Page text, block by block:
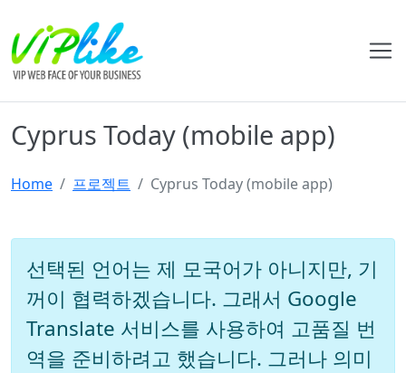
Cyprus Today (mobile app)
Home 프로젝트 Cyprus Today (mobile app)
선택된 언어는 제 모국어가 아니지만, 기
꺼이 협력하겠습니다. 그래서 Google
Translate 서비스를 사용하여 고품질 번
역을 준비하려고 했습니다. 그러나 의미